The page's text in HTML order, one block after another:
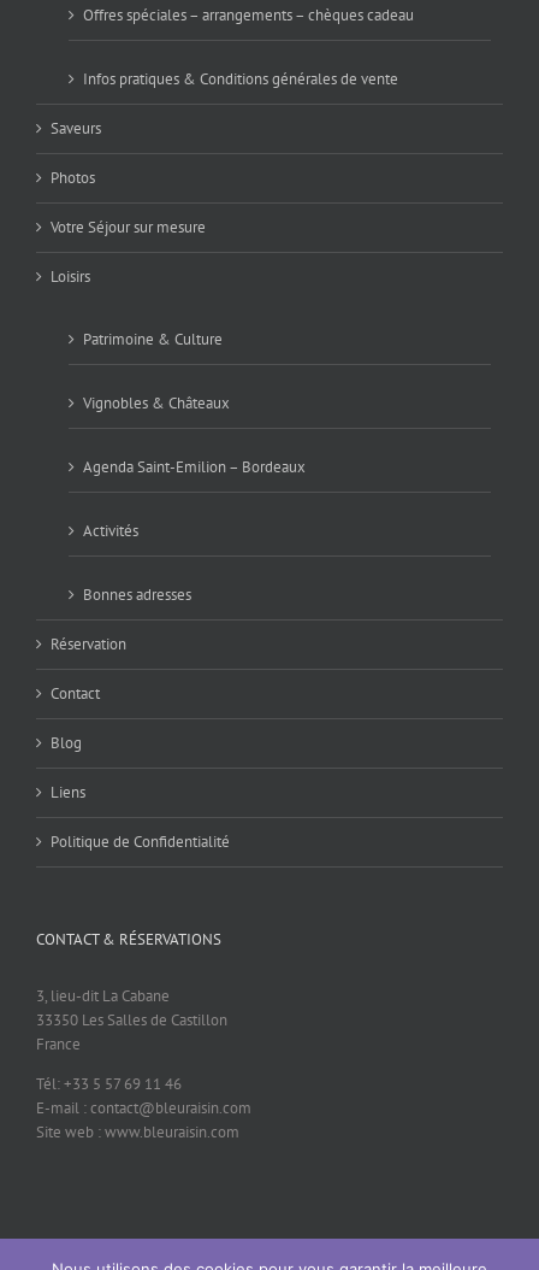
Offres spéciales – arrangements – chèques cadeau
Infos pratiques & Conditions générales de vente
Saveurs
Photos
Votre Séjour sur mesure
Loisirs
Patrimoine & Culture
Vignobles & Châteaux
Agenda Saint-Emilion – Bordeaux
Activités
Bonnes adresses
Réservation
Contact
Blog
Liens
Politique de Confidentialité
CONTACT & RÉSERVATIONS
3, lieu-dit La Cabane
33350 Les Salles de Castillon
France
Tél: +33 5 57 69 11 46
E-mail : contact@bleuraisin.com
Site web : www.bleuraisin.com